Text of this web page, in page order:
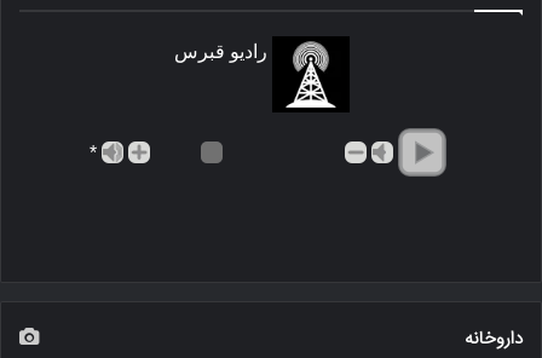
رادیو قبرس
*
داروخانه